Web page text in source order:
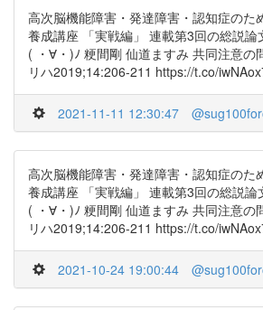
高次脳機能障害・発達障害・認知症のた
養成講座 「実戦編」 連載第3回の総説論
( ・∀・)ﾉ 粳間剛 仙道ますみ 共同注意の
リハ2019;14:206-211 https://t.co/
2021-11-11 12:30:47
高次脳機能障害・発達障害・認知症のた
養成講座 「実戦編」 連載第3回の総説論
( ・∀・)ﾉ 粳間剛 仙道ますみ 共同注意の
リハ2019;14:206-211 https://t.co/
2021-10-24 19:00:44